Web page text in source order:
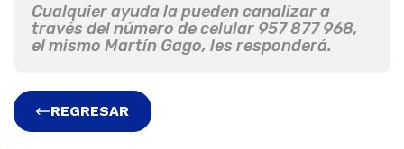
Cualquier ayuda la pueden canalizar a
través del número de celular 957 877 968,
el mismo Martín Gago, les responderá.
REGRESAR